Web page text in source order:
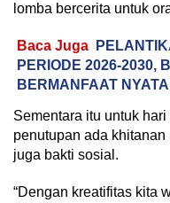
lomba bercerita untuk
Baca Juga
PERIODE 2026-2030,
BERMANFAAT
Sementara itu untuk
penutupan ada
juga bakti sosial.
“Dengan kreatifitas kita